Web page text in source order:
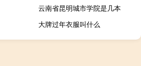
云南省昆明城市学院是几本
大牌过年衣服叫什么